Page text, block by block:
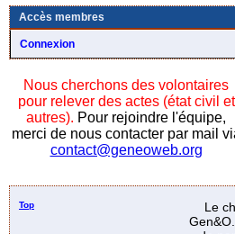
Accès membres
Connexion
Nous cherchons des volontaires
pour relever des actes (état civil et
autres). Pour rejoindre l'équipe,
merci de nous contacter par mail
contact@geneoweb.org
Top
Le